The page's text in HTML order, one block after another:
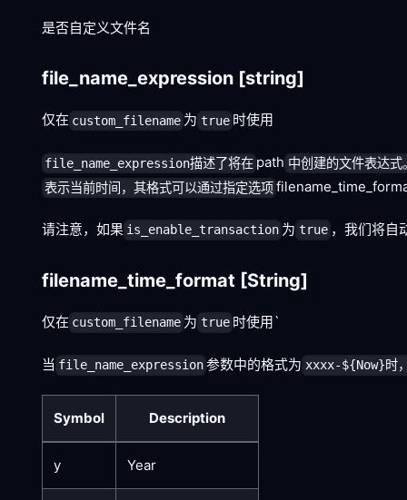
是否自定义文件名
file_name_expression [string]
仅在 custom_filename 为 true 时使用
file_name_expression描述了将在 path 中创建的文件表达式
表示当前时间，其格式可以通过指定选项
请注意，如果 is_enable_transaction 为 true ，我们将自
filename_time_format [String]
仅在 custom_filename 为 true 时使用`
当 file_name_expression 参数中的格式为 xxxx-${Now}时
Symbol Description
y Year